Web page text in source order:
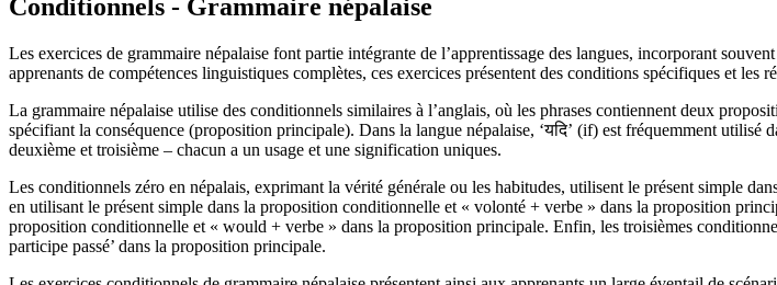
Conditionnels - Grammaire népalaise
Les exercices de grammaire népalaise font partie intégrante de l’apprentissage des langues, incorporant
apprenants de compétences linguistiques complètes, ces exercices présentent des conditions spécifiques et les
La grammaire népalaise utilise des conditionnels similaires à l’anglais, où les phrases contiennent deux
spécifiant la conséquence (proposition principale). Dans la langue népalaise, ‘यदि’ (if) est fréquemment
deuxième et troisième – chacun a un usage et une signification uniques.
Les conditionnels zéro en népalais, exprimant la vérité générale ou les habitudes, utilisent le présent simple
en utilisant le présent simple dans la proposition conditionnelle et « volonté + verbe » dans la proposition
proposition conditionnelle et « would + verbe » dans la proposition principale. Enfin, les troisièmes
participe passé’ dans la proposition principale.